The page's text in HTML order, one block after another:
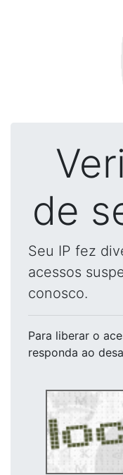
de
Seu IP fez
acessos
conosco.
Para liberar o
responda ao